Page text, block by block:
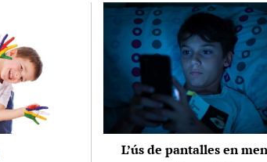
L’ús de pantalles en